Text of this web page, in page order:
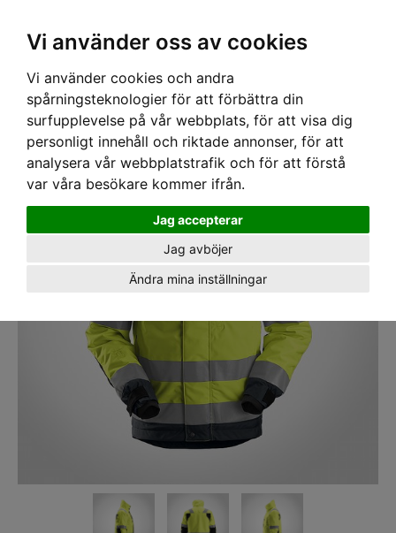
Vi använder oss av cookies
Vi använder cookies och andra
spårningsteknologier för att förbättra din
surfupplevelse på vår webbplats, för att visa dig
personligt innehåll och riktade annonser, för att
analysera vår webbplatstrafik och för att förstå
var våra besökare kommer ifrån.
Jag accepterar
Jag avböjer
Ändra mina inställningar
Hem ›ARBETSKLÄDER› Jacka AllroundWork, fodrad varseljacka 37.5®, kl 3
gul